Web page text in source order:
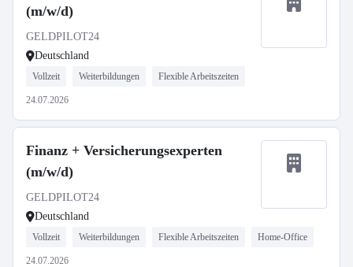
(m/w/d)
GELDPILOT24
Deutschland
Vollzeit Weiterbildungen Flexible Arbeitszeiten
24.07.2026
Finanz + Versicherungsexperten
(m/w/d)
GELDPILOT24
Deutschland
Vollzeit Weiterbildungen Flexible Arbeitszeiten Home-Office
24.07.2026